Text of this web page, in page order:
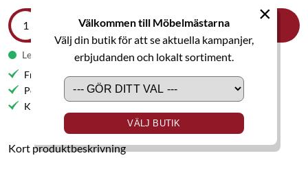
Välkommen till Möbelmästarna
Välj din butik för att se aktuella kampanjer,
erbjudanden och lokalt sortiment.
VÄLJ BUTIK
×
LÄGG I VARUKORGEN
Leveranstid 1-2 veckor
Fri frakt till butik
Personlig service
Kvalitetsmöbler
Kort produktbeskrivning